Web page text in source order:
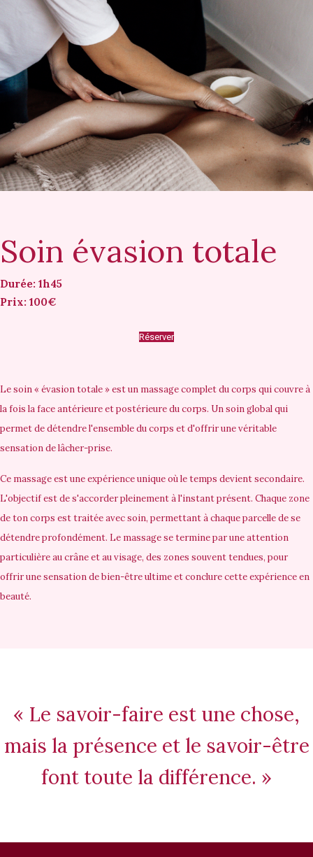
Soin évasion totale
Durée: 1h45
Prix: 100€
Réserver
Le soin « évasion totale » est un massage complet du corps qui couvre à
la fois la face antérieure et postérieure du corps. Un soin global qui
permet de détendre l'ensemble du corps et d'offrir une véritable
sensation de lâcher-prise.
Ce massage est une expérience unique où le temps devient secondaire.
L'objectif est de s'accorder pleinement à l'instant présent. Chaque zone
de ton corps est traitée avec soin, permettant à chaque parcelle de se
détendre profondément. Le massage se termine par une attention
particulière au crâne et au visage, des zones souvent tendues, pour
offrir une sensation de bien-être ultime et conclure cette expérience en
beauté.
« Le savoir-faire est une chose,
mais la présence et le savoir-être
font toute la différence. »